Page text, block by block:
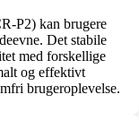
P2) kan brugere
Det stabile
med forskellige
og effektivt
brugeroplevelse.